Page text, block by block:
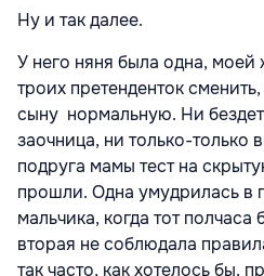
Ну и так далее.
У него няня была одна,
троих претенденток
сыну нормальную. Ни
заочница, ни только-
подруга мамы тест на
прошли. Одна умудрилась в
мальчика, когда тот полчаса
вторая не соблюдала
так часто, как хотелось бы,